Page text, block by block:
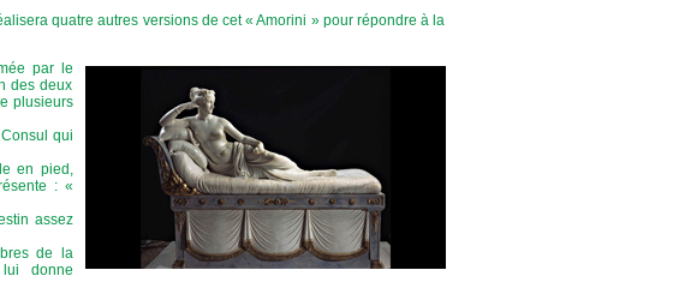
quatre autres versions de cet « Amorini » pour répondre à la
par le
des deux
plusieurs
qui
en pied,
: «
assez
de la
donne